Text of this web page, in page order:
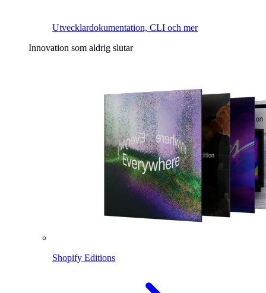
Utvecklardokumentation, CLI och mer
Innovation som aldrig slutar
Shopify Editions